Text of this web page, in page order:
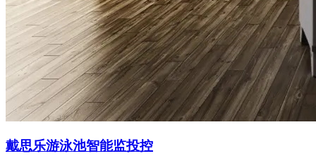
戴思乐游泳池智能监投控